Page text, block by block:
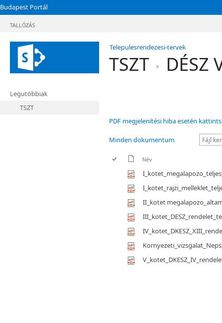
Budapest Portál
TALLÓZÁS
Telepulesrendezesi-tervek
TSZT DÉSZ
Legutóbbiak
TSZT
PDF megjelenítési hiba esetén
Minden dokumentum
Név
II_kotet